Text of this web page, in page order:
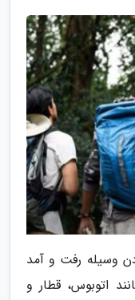
وسیله رفت و آمد
اتوبوس، قطار و